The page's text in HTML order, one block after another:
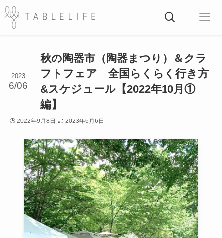
秋の陶器市（陶器まつり）＆クラ
フトフェア 全国らくらく行き方
&スケジュール【2022年10月①
編】
2023
6/06
2022年9月8日 2023年6月6日